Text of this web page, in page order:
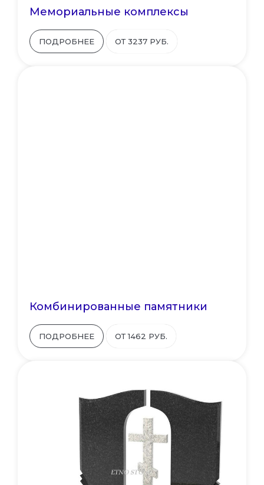
Мемориальные комплексы
ПОДРОБНЕЕ ОТ 3237 РУБ.
Комбинированные памятники
ПОДРОБНЕЕ ОТ 1462 РУБ.